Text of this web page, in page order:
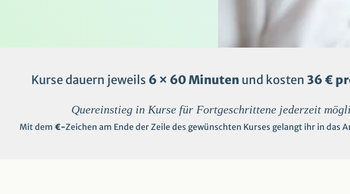
Kurse dauern jeweils 6 × 60 Minuten und kosten 36 €
Quereinstieg in Kurse für Fortgeschrittene jederzeit
Mit dem €-Zeichen am Ende der Zeile des gewünschten Kurses gelangt ihr in das